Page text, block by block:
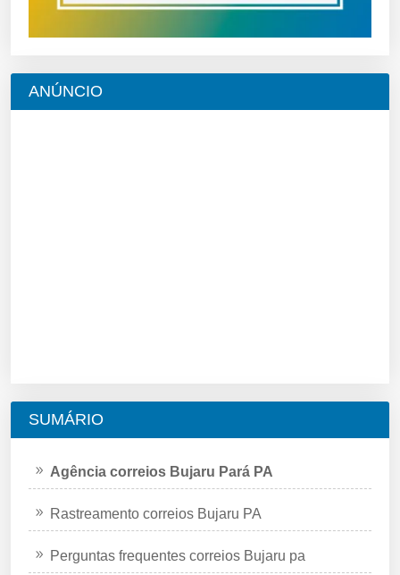
ANÚNCIO
SUMÁRIO
Agência correios Bujaru Pará PA
Rastreamento correios Bujaru PA
Perguntas frequentes correios Bujaru pa